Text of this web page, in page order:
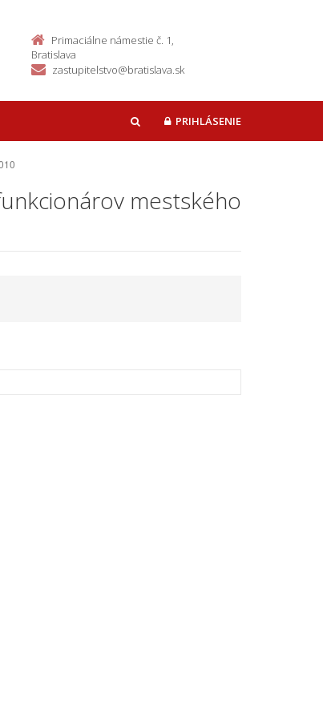
Primaciálne námestie č. 1,
Bratislava
zastupitelstvo@bratislava.sk
HĽADAŤPRIHLÁSENIE
mestského